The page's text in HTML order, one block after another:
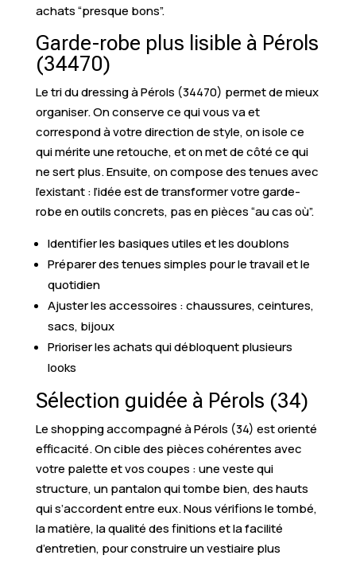
achats “presque bons”.
Garde-robe plus lisible à Pérols
(34470)
Le tri du dressing à Pérols (34470) permet de mieux
organiser. On conserve ce qui vous va et
correspond à votre direction de style, on isole ce
qui mérite une retouche, et on met de côté ce qui
ne sert plus. Ensuite, on compose des tenues avec
l’existant : l’idée est de transformer votre garde-
robe en outils concrets, pas en pièces “au cas où”.
Identifier les basiques utiles et les doublons
Préparer des tenues simples pour le travail et le
quotidien
Ajuster les accessoires : chaussures, ceintures,
sacs, bijoux
Prioriser les achats qui débloquent plusieurs
looks
Sélection guidée à Pérols (34)
Le shopping accompagné à Pérols (34) est orienté
efficacité. On cible des pièces cohérentes avec
votre palette et vos coupes : une veste qui
structure, un pantalon qui tombe bien, des hauts
qui s’accordent entre eux. Nous vérifions le tombé,
la matière, la qualité des finitions et la facilité
d’entretien, pour construire un vestiaire plus